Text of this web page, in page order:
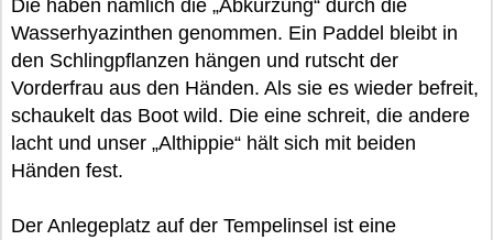
Die haben nämlich die „Abkürzung“ durch die
Wasserhyazinthen genommen. Ein Paddel bleibt in
den Schlingpflanzen hängen und rutscht der
Vorderfrau aus den Händen. Als sie es wieder befreit,
schaukelt das Boot wild. Die eine schreit, die andere
lacht und unser „Althippie“ hält sich mit beiden
Händen fest.
Der Anlegeplatz auf der Tempelinsel ist eine